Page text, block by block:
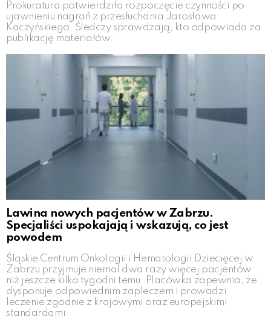
Prokuratura potwierdziła rozpoczęcie czynności po
ujawnieniu nagrań z przesłuchania Jarosława
Kaczyńskiego. Śledczy sprawdzają, kto odpowiada za
publikację materiałów.
Lawina nowych pacjentów w Zabrzu.
Specjaliści uspokajają i wskazują, co jest
powodem
Śląskie Centrum Onkologii i Hematologii Dziecięcej w
Zabrzu przyjmuje niemal dwa razy więcej pacjentów
niż jeszcze kilka tygodni temu. Placówka zapewnia, że
dysponuje odpowiednim zapleczem i prowadzi
leczenie zgodnie z krajowymi oraz europejskimi
standardami.